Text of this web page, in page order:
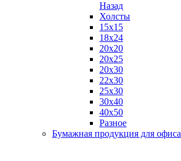
Назад
Холсты
15х15
18х24
20х20
20х25
20х30
22х30
25х30
30х40
40х50
Разное
Бумажная продукция для офиса